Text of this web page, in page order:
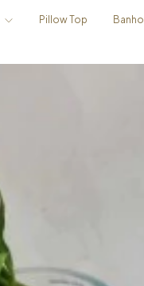
Pillow Top Banho